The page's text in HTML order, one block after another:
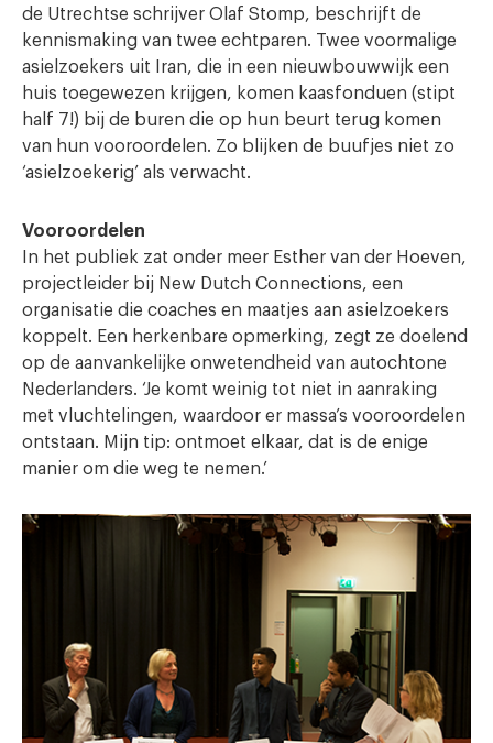
de Utrechtse schrijver Olaf Stomp, beschrijft de
kennismaking van twee echtparen. Twee voormalige
asielzoekers uit Iran, die in een nieuwbouwwijk een
huis toegewezen krijgen, komen kaasfonduen (stipt
half 7!) bij de buren die op hun beurt terug komen
van hun vooroordelen. Zo blijken de buufjes niet zo
‘asielzoekerig’ als verwacht.
Vooroordelen
In het publiek zat onder meer Esther van der Hoeven,
projectleider bij New Dutch Connections, een
organisatie die coaches en maatjes aan asielzoekers
koppelt. Een herkenbare opmerking, zegt ze doelend
op de aanvankelijke onwetendheid van autochtone
Nederlanders. ‘Je komt weinig tot niet in aanraking
met vluchtelingen, waardoor er massa’s vooroordelen
ontstaan. Mijn tip: ontmoet elkaar, dat is de enige
manier om die weg te nemen.’